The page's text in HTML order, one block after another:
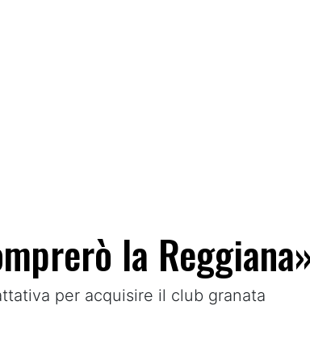
la
per acquisire il club granata